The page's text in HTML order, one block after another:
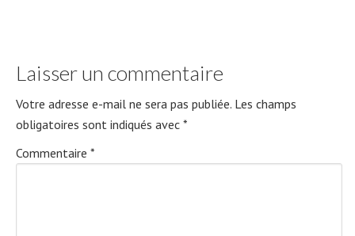
Laisser un commentaire
Votre adresse e-mail ne sera pas publiée. Les champs
obligatoires sont indiqués avec *
Commentaire *